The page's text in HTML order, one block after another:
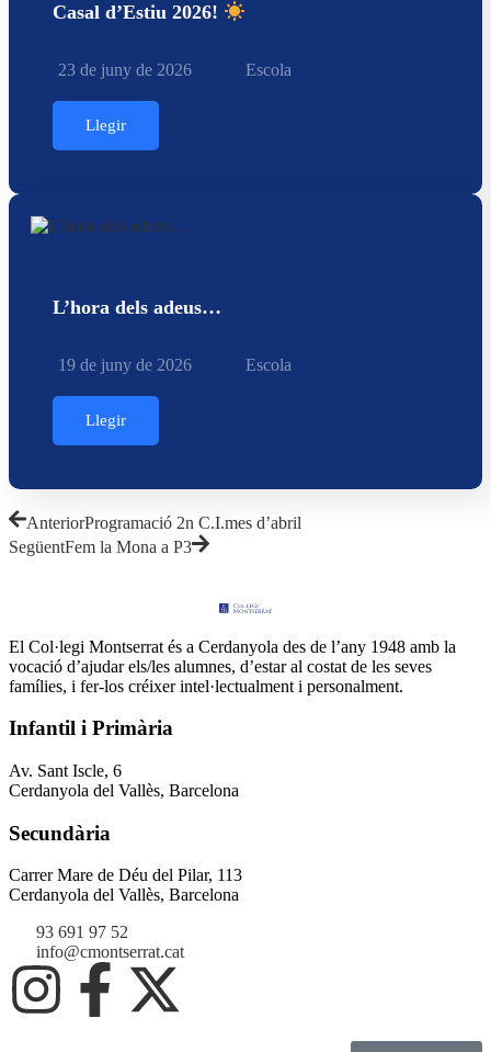
Casal d’Estiu 2026!
23 de juny de 2026 Escola
Llegir
L’hora dels adeus…
19 de juny de 2026 Escola
Llegir
AnteriorProgramació 2n C.I.mes d’abril
SegüentFem la Mona a P3
El Col·legi Montserrat és a Cerdanyola des de l’any 1948 amb la
vocació d’ajudar els/les alumnes, d’estar al costat de les seves
famílies, i fer-los créixer intel·lectualment i personalment.
Infantil i Primària
Av. Sant Iscle, 6
Cerdanyola del Vallès, Barcelona
Secundària
Carrer Mare de Déu del Pilar, 113
Cerdanyola del Vallès, Barcelona
93 691 97 52
info@cmontserrat.cat